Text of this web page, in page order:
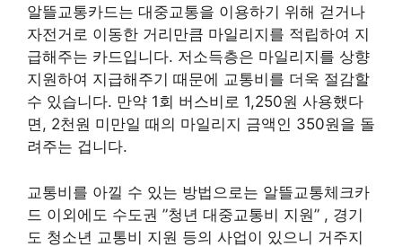
알뜰교통카드는 대중교통을 이용하기 위해 걷거나
자전거로 이동한 거리만큼 마일리지를 적립하여 지
급해주는 카드입니다. 저소득층은 마일리지를 상향
지원하여 지급해주기 때문에 교통비를 더욱 절감할
수 있습니다. 만약 1회 버스비로 1,250원 사용했다
면, 2천원 미만일 때의 마일리지 금액인 350원을 돌
려주는 겁니다.
교통비를 아낄 수 있는 방법으로는 알뜰교통체크카
드 이외에도 수도권 ”청년 대중교통비 지원” , 경기
도 청소년 교통비 지원 등의 사업이 있으니 거주지